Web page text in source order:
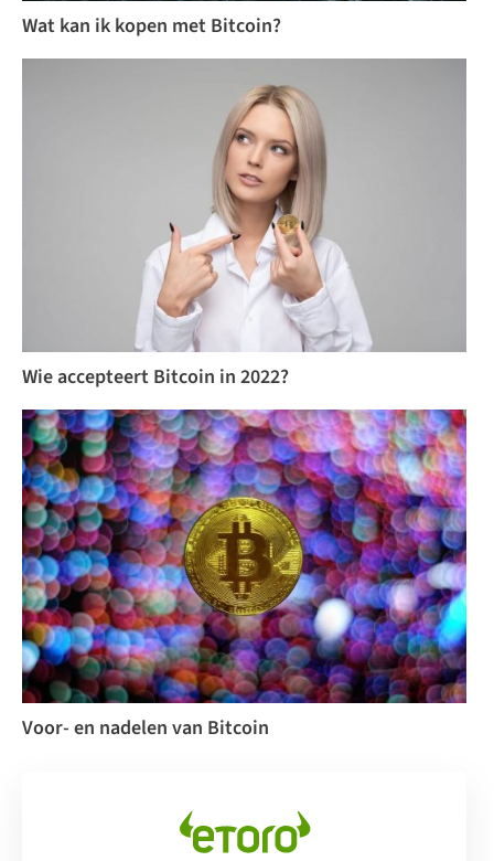
Wat kan ik kopen met Bitcoin?
Wie accepteert Bitcoin in 2022?
Voor- en nadelen van Bitcoin